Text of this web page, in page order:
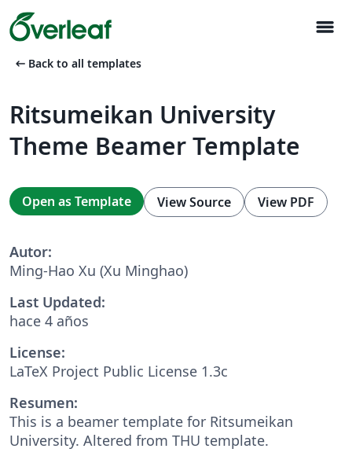
menu
arrow_left_alt Back to all templates
Ritsumeikan University
Theme Beamer Template
Open as Template View Source View PDF
Autor:
Ming-Hao Xu (Xu Minghao)
Last Updated:
hace 4 años
License:
LaTeX Project Public License 1.3c
Resumen:
This is a beamer template for Ritsumeikan
University. Altered from THU template.